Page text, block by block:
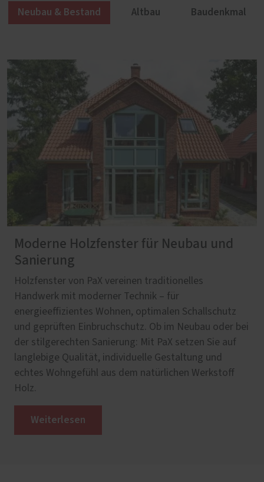
Neubau & Bestand Altbau Baudenkmal
Moderne Holzfenster für Neubau und
Sanierung
Holzfenster von PaX vereinen traditionelles
Handwerk mit moderner Technik – für
energieeffizientes Wohnen, optimalen Schallschutz
und geprüften Einbruchschutz. Ob im Neubau oder bei
der stilgerechten Sanierung: Mit PaX setzen Sie auf
langlebige Qualität, individuelle Gestaltung und
echtes Wohngefühl aus dem natürlichen Werkstoff
Holz.
Weiterlesen
Altbaufenster
PaX Altbaufenster verbinden originalgetreues Design
mit zeitgemäßem Komfort – ideal für
denkmalgeschützte Gebäude und stilvolle
Sanierungen. Schmale Profile, echte Sprossen und
traditionelle Beschläge treffen auf geprüften
Einbruchschutz, Wärmedämmung und Schallschutz.
So bleibt der Charakter Ihres Hauses erhalten – mit
Technik auf dem neuesten Stand.
Altbaufenster entdecken
Denkmalfenster
Mit Denkmalfenstern von PaXclassic erhalten Sie
authentische Holzfenster im historischen Stil –
inklusive originalgetreuer Sprossen, Profile und
Farben – kombiniert mit modernem Wärmeschutz,
Schallschutz und geprüfter Sicherheit bis RC 3. Ob
PaXretro, PaXpur oder PaXsimplex – traditionelles
Fensterhandwerk trifft auf neueste Technik,
passgenau nach dem Vorbild Ihres Baudenkmals .
Lassen Sie Ihr historisches Gebäude stilecht
Denkmalfenster entdecken